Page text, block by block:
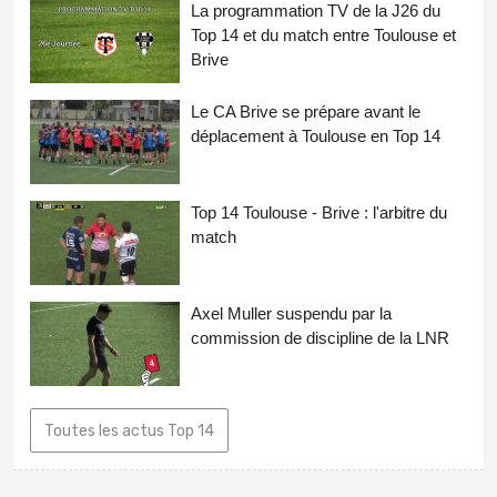
La programmation TV de la J26 du
Top 14 et du match entre Toulouse et
Brive
Le CA Brive se prépare avant le
déplacement à Toulouse en Top 14
Top 14 Toulouse - Brive : l'arbitre du
match
Axel Muller suspendu par la
commission de discipline de la LNR
Toutes les actus Top 14